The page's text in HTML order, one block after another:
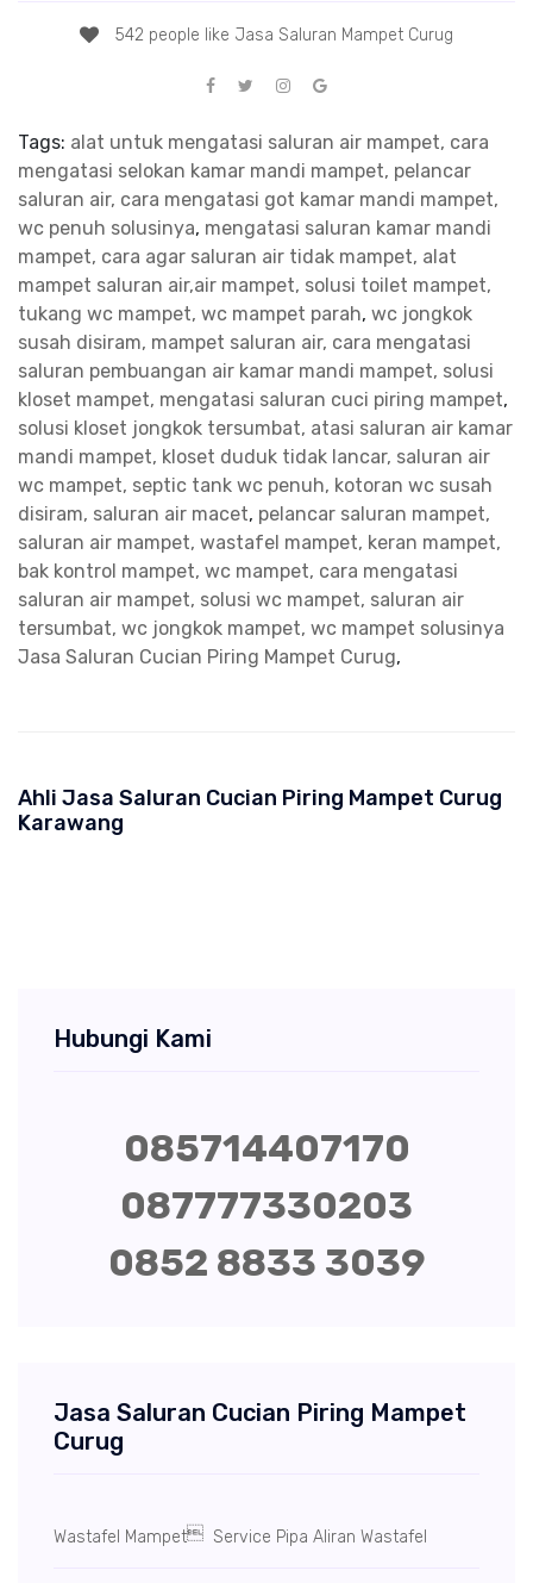
542 people like Jasa Saluran Mampet Curug
Tags: alat untuk mengatasi saluran air mampet, cara
mengatasi selokan kamar mandi mampet, pelancar
saluran air, cara mengatasi got kamar mandi mampet,
wc penuh solusinya, mengatasi saluran kamar mandi
mampet, cara agar saluran air tidak mampet, alat
mampet saluran air,air mampet, solusi toilet mampet,
tukang wc mampet, wc mampet parah, wc jongkok
susah disiram, mampet saluran air, cara mengatasi
saluran pembuangan air kamar mandi mampet, solusi
kloset mampet, mengatasi saluran cuci piring mampet,
solusi kloset jongkok tersumbat, atasi saluran air kamar
mandi mampet, kloset duduk tidak lancar, saluran air
wc mampet, septic tank wc penuh, kotoran wc susah
disiram, saluran air macet, pelancar saluran mampet,
saluran air mampet, wastafel mampet, keran mampet,
bak kontrol mampet, wc mampet, cara mengatasi
saluran air mampet, solusi wc mampet, saluran air
tersumbat, wc jongkok mampet, wc mampet solusinya
Jasa Saluran Cucian Piring Mampet Curug,
Ahli Jasa Saluran Cucian Piring Mampet Curug
Karawang
Hubungi Kami
085714407170
087777330203
0852 8833 3039
Jasa Saluran Cucian Piring Mampet
Curug
Wastafel Mampet Service Pipa Aliran Wastafel